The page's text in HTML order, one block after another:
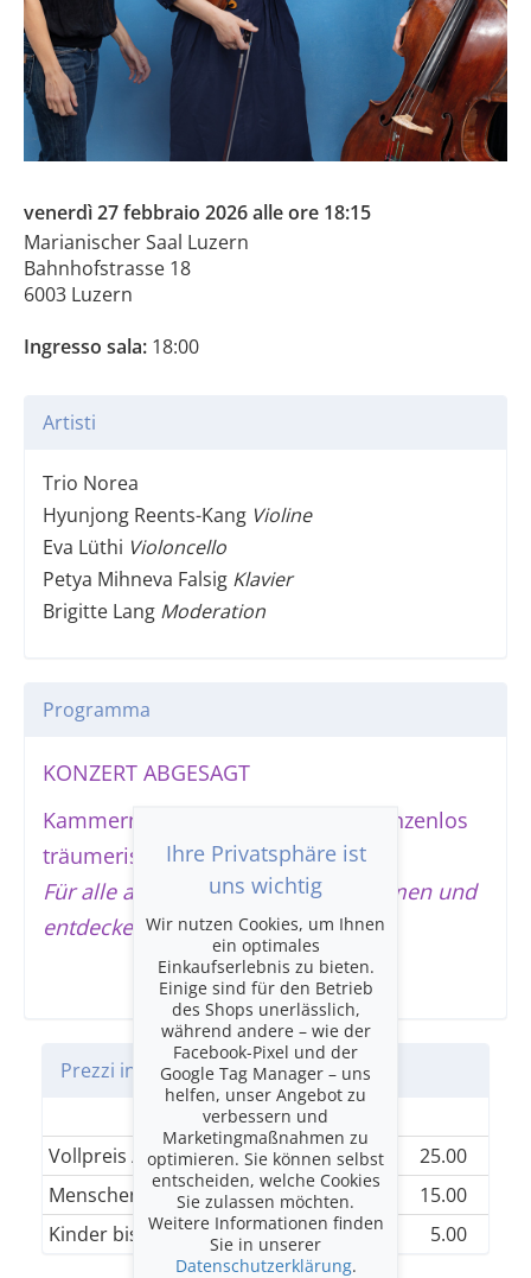
venerdì 27 febbraio 2026 alle ore 18:15
Marianischer Saal Luzern
Bahnhofstrasse 18
6003 Luzern
Ingresso sala: 18:00
Artisti
Trio Norea
Hyunjong Reents-Kang Violine
Eva Lüthi Violoncello
Petya Mihneva Falsig Klavier
Brigitte Lang Moderation
Programma
KONZERT ABGESAGT
Kammermusik auf Weltreise – «grenzenlos
träumerisch»
Für alle ab 8 Jahren, die gerne träumen und
entdecken!
Prezzi in CHF
Einheitskategorie
Vollpreis / AHV / IV
25.00
Menschen von 12 bis 27 Jahren
15.00
Kinder bis 12 Jahren
5.00
Ihre Privatsphäre ist
uns wichtig
Wir nutzen Cookies, um Ihnen
ein optimales
Einkaufserlebnis zu bieten.
Einige sind für den Betrieb
des Shops unerlässlich,
während andere – wie der
Facebook-Pixel und der
Google Tag Manager – uns
helfen, unser Angebot zu
verbessern und
Marketingmaßnahmen zu
optimieren. Sie können selbst
entscheiden, welche Cookies
Sie zulassen möchten.
Weitere Informationen finden
Sie in unserer
Datenschutzerklärung.